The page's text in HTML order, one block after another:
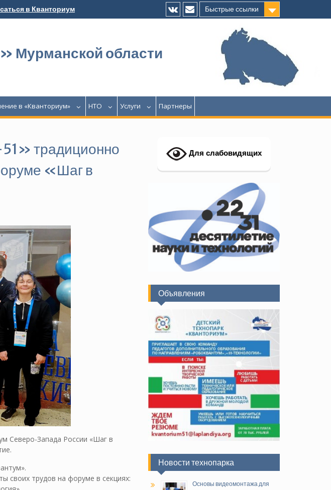
в Кванториум
Быстрые ссылки
Мурманской области
в «Кванториум» НТО Услуги Партнеры
традиционно
«Шаг в
Северо-Запада России «Шаг в
своих трудов на форуме в секциях:
Для слабовидящих
Объявления
Новости технопарка
Основы видеомонтажа для